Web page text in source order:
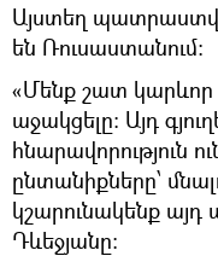
Այստեղ
են Ռուսաստանում:
«Մենք շատ կարևոր
աջակցելը: Այդ
հնարավորություն
ընտանիքները՝
կշարունակենք
Դևեջյանը: